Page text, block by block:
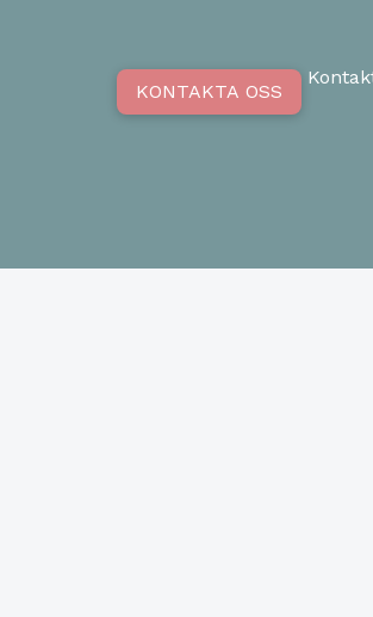
KONTAKTA OSS